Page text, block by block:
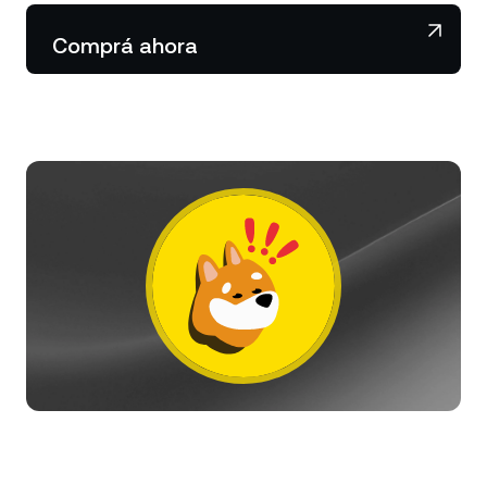
Acciones
Clientes privados
Programa de fidelización
Tether
SOL
Centro de ayuda
Comprá ahora